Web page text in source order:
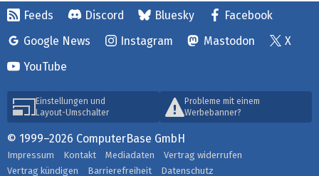
Feeds Discord Bluesky
Facebook
Google News
Instagram Mastodon
X
YouTube
Einstellungen und
Layout-Umschalter
Probleme mit einem
Werbebanner?
© 1999–2026 ComputerBase GmbH
Impressum Kontakt Mediadaten
Vertrag widerrufen
Vertrag kündigen
Barrierefreiheit Datenschutz